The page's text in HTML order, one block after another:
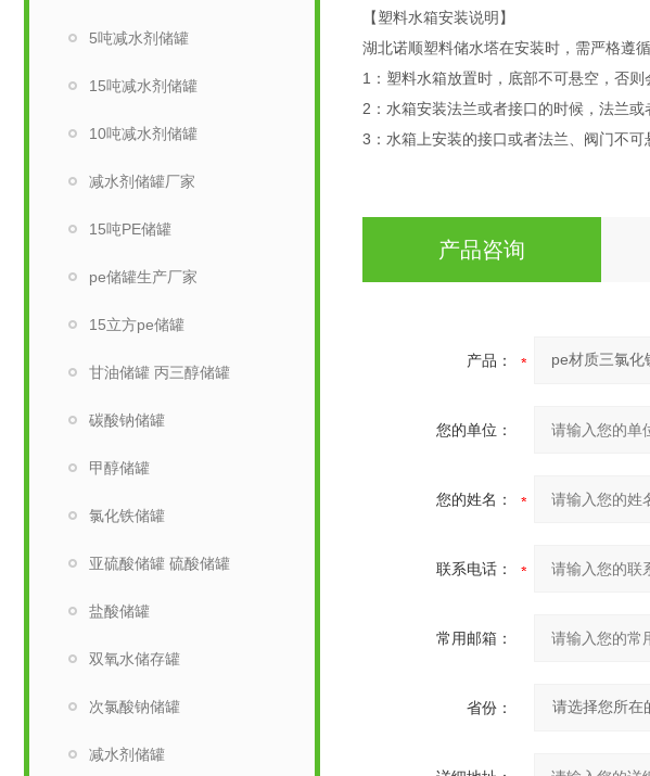
5吨减水剂储罐
15吨减水剂储罐
10吨减水剂储罐
减水剂储罐厂家
15吨PE储罐
pe储罐生产厂家
15立方pe储罐
甘油储罐 丙三醇储罐
碳酸钠储罐
甲醇储罐
氯化铁储罐
亚硫酸储罐 硫酸储罐
盐酸储罐
双氧水储存罐
次氯酸钠储罐
减水剂储罐
【塑料水箱安装说明】
湖北诺顺塑料储水塔在安装时，需严格遵
1：塑料水箱放置时，底部不可悬空，否
2：水箱安装法兰或者接口的时候，法兰
3：水箱上安装的接口或者法兰、阀门不可
产品咨询
产品：
您的单位：
您的姓名：
联系电话：
常用邮箱：
省份：